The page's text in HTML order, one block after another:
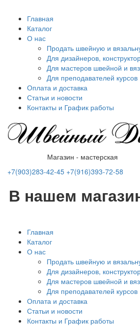
Главная
Каталог
О нас
Продать швейную и
Для дизайнеров,
Для мастеров швейной и
Для преподавателей курсов
Оплата и доставка
Статьи и новости
Контакты и График работы
Магазин - мастерская
+7(903)283-42-45 +7(916)393-72-58
В нашем
Главная
Каталог
О нас
Продать швейную и
Для дизайнеров,
Для мастеров швейной и
Для преподавателей курсов
Оплата и доставка
Статьи и новости
Контакты и График работы